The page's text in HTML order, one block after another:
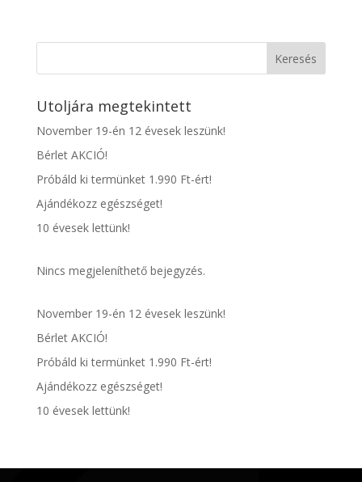
Keresés
Utoljára megtekintett
November 19-én 12 évesek leszünk!
Bérlet AKCIÓ!
Próbáld ki termünket 1.990 Ft-ért!
Ajándékozz egészséget!
10 évesek lettünk!
Nincs megjeleníthető bejegyzés.
November 19-én 12 évesek leszünk!
Bérlet AKCIÓ!
Próbáld ki termünket 1.990 Ft-ért!
Ajándékozz egészséget!
10 évesek lettünk!